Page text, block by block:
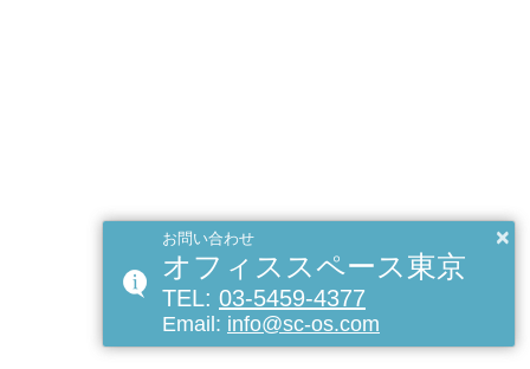
×
お問い合わせ
オフィススペース東京
TEL: 03-5459-4377
Email: info@sc-os.com